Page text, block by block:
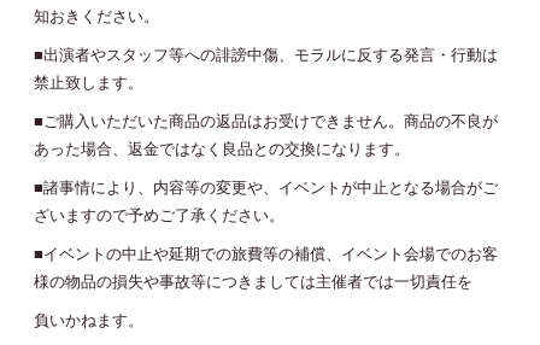
知おきください。
■出演者やスタッフ等への誹謗中傷、モラルに反する発言・行動は
禁止致します。
■ご購入いただいた商品の返品はお受けできません。商品の不良が
あった場合、返金ではなく良品との交換になります。
■諸事情により、内容等の変更や、イベントが中止となる場合がご
ざいますので予めご了承ください。
■イベントの中止や延期での旅費等の補償、イベント会場でのお客
様の物品の損失や事故等につきましては主催者では一切責任を
負いかねます。